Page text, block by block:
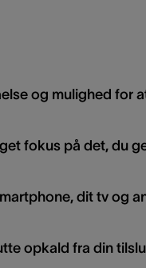
og mulighed for
fokus på det, du
dit tv og
opkald fra din